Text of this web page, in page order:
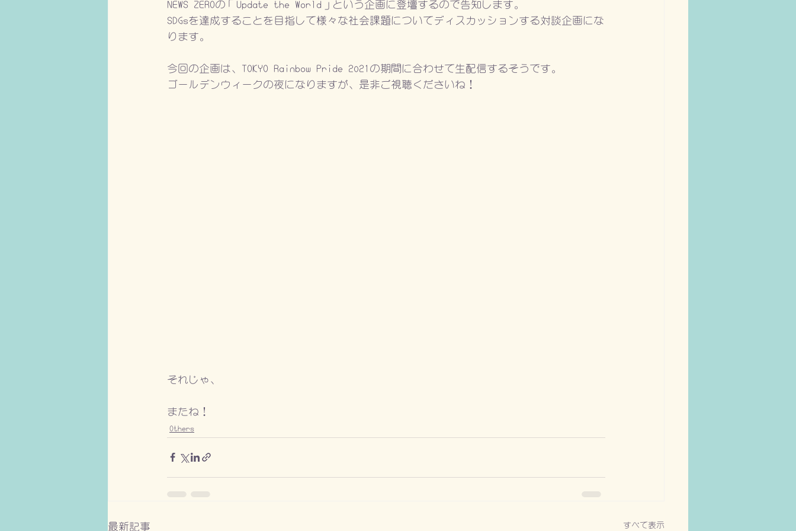
NEWS ZEROの「Update the World」という企画に登壇するので告知します。
SDGsを達成することを目指して様々な社会課題についてディスカッションする対談企画にな
ります。
今回の企画は、TOKYO Rainbow Pride 2021の期間に合わせて生配信するそうです。
ゴールデンウィークの夜になりますが、是非ご視聴くださいね！
それじゃ、
またね！
Others
最新記事 すべて表示